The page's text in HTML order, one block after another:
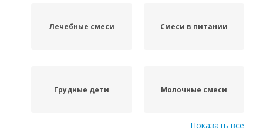
Лечебные смеси Смеси в питании
Грудные дети Молочные смеси
Показать все